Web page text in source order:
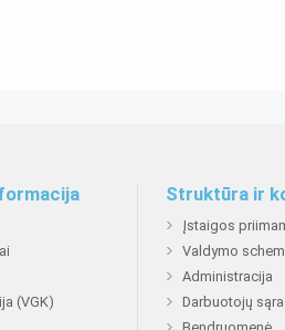
(VGK)
Struktūra ir
Įstaigos
Valdymo
Administracija
Darbuotojų